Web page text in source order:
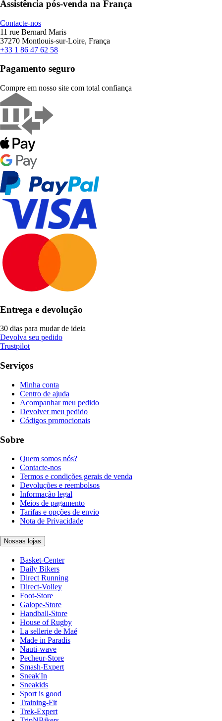
Assistência pós-venda na França
Contacte-nos
11 rue Bernard Maris
37270 Montlouis-sur-Loire, França
+33 1 86 47 62 58
Pagamento seguro
Compre em nosso site com total confiança
Entrega e devolução
30 dias para mudar de ideia
Devolva seu pedido
Trustpilot
Serviços
Minha conta
Centro de ajuda
Acompanhar meu pedido
Devolver meu pedido
Códigos promocionais
Sobre
Quem somos nós?
Contacte-nos
Termos e condições gerais de venda
Devoluções e reembolsos
Informação legal
Meios de pagamento
Tarifas e opções de envio
Nota de Privacidade
Nossas lojas
Basket-Center
Daily Bikers
Direct Running
Direct-Volley
Foot-Store
Galope-Store
Handball-Store
House of Rugby
La sellerie de Maé
Made in Paradis
Nauti-wave
Pecheur-Store
Smash-Expert
Sneak'In
Sneakids
Sport is good
Training-Fit
Trek-Expert